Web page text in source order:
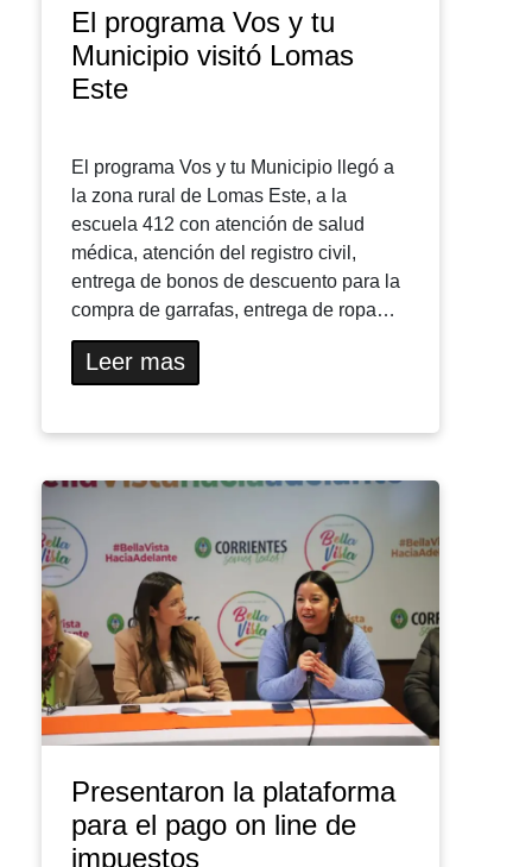
El programa Vos y tu
Municipio visitó Lomas
Este
El programa Vos y tu Municipio llegó a
la zona rural de Lomas Este, a la
escuela 412 con atención de salud
médica, atención del registro civil,
entrega de bonos de descuento para la
compra de garrafas, entrega de ropa…
Leer mas
Presentaron la plataforma
para el pago on line de
impuestos